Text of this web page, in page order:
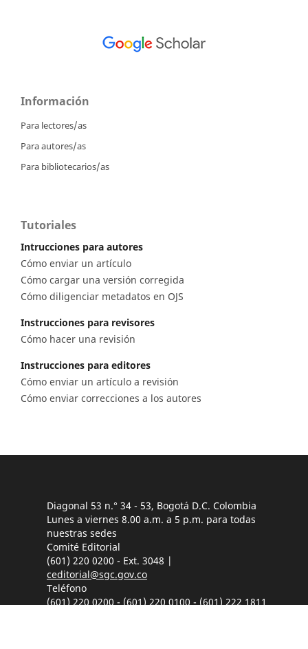
Información
Para lectores/as
Para autores/as
Para bibliotecarios/as
Tutoriales
Intrucciones para autores
Cómo enviar un artículo
Cómo cargar una versión corregida
Cómo diligenciar metadatos en OJS
Instrucciones para revisores
Cómo hacer una revisión
Instrucciones para editores
Cómo enviar un artículo a revisión
Cómo enviar correcciones a los autores
Diagonal 53 n.° 34 - 53, Bogotá D.C. Colombia
Lunes a viernes 8.00 a.m. a 5 p.m. para todas
nuestras sedes
Comité Editorial
(601) 220 0200 - Ext. 3048 |
ceditorial@sgc.gov.co
Teléfono
(601) 220 0200 - (601) 220 0100 - (601) 222 1811